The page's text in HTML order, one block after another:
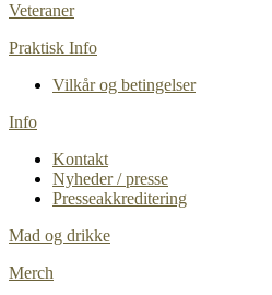
Veteraner
Praktisk Info
Vilkår og betingelser
Info
Kontakt
Nyheder / presse
Presseakkreditering
Mad og drikke
Merch